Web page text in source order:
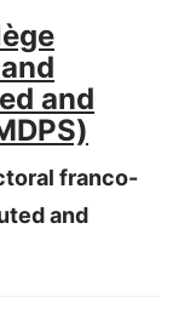
and
franco-
and